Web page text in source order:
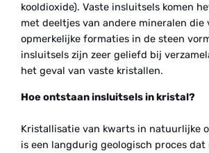
kooldioxide). Vaste insluitsels komen
met deeltjes van andere mineralen die
opmerkelijke formaties in de steen
insluitsels zijn zeer geliefd bij
het geval van vaste kristallen.
Hoe ontstaan insluitsels in kristal?
Kristallisatie van kwarts in natuurlijke
is een langdurig geologisch proces dat